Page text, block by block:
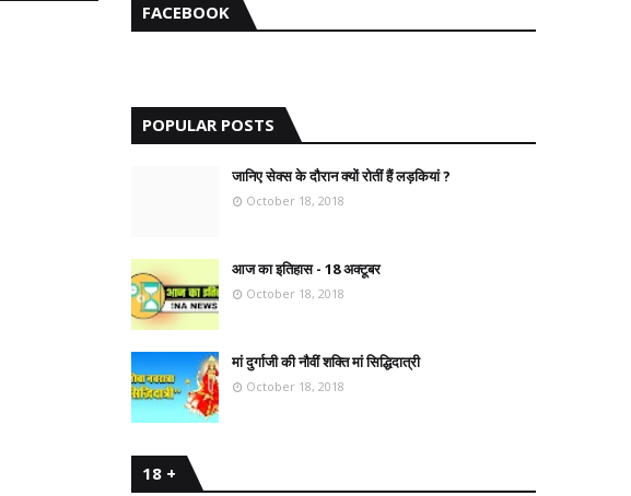
FACEBOOK
POPULAR POSTS
जानिए सेक्स के दौरान क्यों रोतीं हैं लड़कियां ?
October 18, 2018
आज का इतिहास - 18 अक्टूबर
October 18, 2018
मां दुर्गाजी की नौवीं शक्ति मां सिद्धिदात्री
October 18, 2018
18 +